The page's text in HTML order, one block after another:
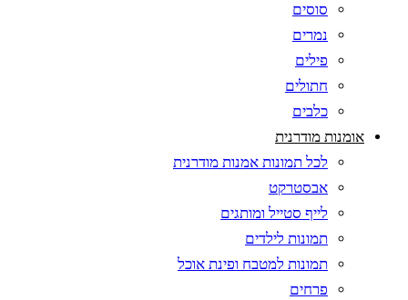
סוסים
נמרים
פילים
חתולים
כלבים
אומנות מודרנית
לכל תמונות אמנות מודרנית
אבסטרקט
לייף סטייל ומותגים
תמונות לילדים
תמונות למטבח ופינת אוכל
פרחים